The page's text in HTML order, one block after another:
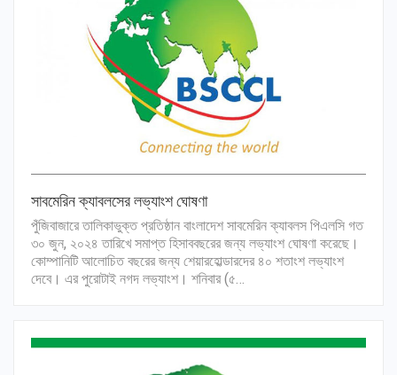
সাবমেরিন ক্যাবলসের লভ্যাংশ ঘোষণা
পুঁজিবাজারে তালিকাভুক্ত প্রতিষ্ঠান বাংলাদেশ সাবমেরিন ক্যাবলস পিএলসি গত
৩০ জুন, ২০২৪ তারিখে সমাপ্ত হিসাববছরের জন্য লভ্যাংশ ঘোষণা করেছে।
কোম্পানিটি আলোচিত বছরের জন্য শেয়ারহোল্ডারদের ৪০ শতাংশ লভ্যাংশ
দেবে। এর পুরোটাই নগদ লভ্যাংশ। শনিবার (৫…